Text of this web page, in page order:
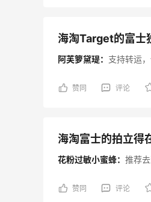
海淘Target的富士
阿芙箩黛瑅： 支持转运，
赞同 评论
海淘富士的拍立得
花粉过敏小蜜蜂： 推荐
赞同 评论